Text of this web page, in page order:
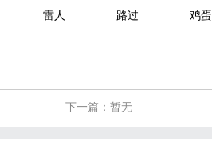
雷人 路过 鸡蛋
下一篇：暂无